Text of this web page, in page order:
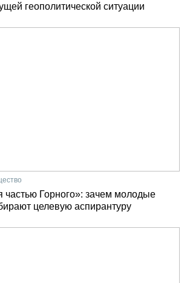
геополитической ситуации
частью Горного»: зачем молодые
целевую аспирантуру